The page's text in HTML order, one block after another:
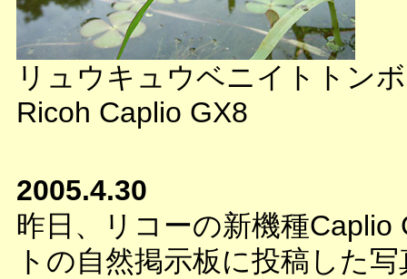
リュウキュウベニイトトンボ
Ricoh Caplio GX8
2005.4.30
昨日、リコーの新機種
トの自然掲示板に投稿した